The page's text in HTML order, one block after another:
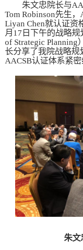
朱文忠院长与
Tom Robinson先生
Liyan Chen就认证资
月17 日下午的战略规
of Strategic Planning
长分享了我院战略规
AACSB认证体系紧密
朱文